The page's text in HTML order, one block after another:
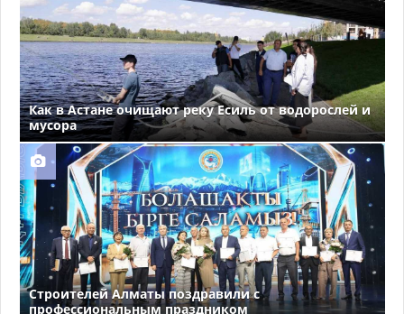
Как в Астане очищают реку Есиль от водорослей и
мусора
Строителей Алматы поздравили с
профессиональным праздником